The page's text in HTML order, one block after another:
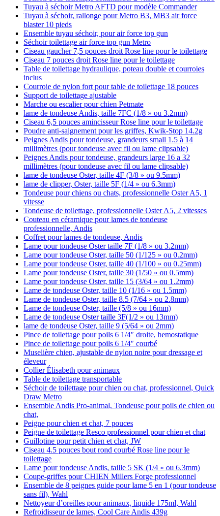
Tuyau à séchoir Metro AFTD pour modèle Commander
Tuyau à séchoir, rallonge pour Metro B3, MB3 air force
blaster 10 pieds
Ensemble tuyau séchoir, pour air force top gun
Séchoir toilettage air force top gun Metro
Ciseau gaucher 7,5 pouces droit Rose line pour le toilettage
Ciseau 7 pouces droit Rose line pour le toilettage
Table de toilettage hydraulique, poteau double et courroies
inclus
Courroie de nylon fort pour table de toilettage 18 pouces
Support de toilettage ajustable
Marche ou escalier pour chien Petmate
lame de tondeuse Andis, taille 7FC (1/8 » ou 3.2mm)
Ciseau 6,5 pouces amincisseur Rose line pour le toilettage
Poudre anti-saignement pour les griffes, Kwik-Stop 14.2g
Peignes Andis pour tondeuse, grandeurs small 1.5 à 14
millimètres (pour tondeuse avec fil ou lame clipsable)
Peignes Andis pour tondeuse, grandeurs large 16 a 32
millimètres (pour tondeuse avec fil ou lame clipsable)
lame de tondeuse Oster, taille 4F (3/8 » ou 9.5mm)
lame de clipper, Oster, taille 5F (1/4 » ou 6.3mm)
Tondeuse pour chiens ou chats, professionnelle Oster A5, 1
vitesse
Tondeuse de toilettage, professionnelle Oster A5, 2 vitesses
Couteau en céramique pour lames de tondeuse
professionnelle, Andis
Coffret pour lames de tondeuse, Andis
Lame pour tondeuse Oster taille 7F (1/8 » ou 3.2mm)
Lame pour tondeuse Oster, taille 50 (1/125 » ou 0.2mm)
Lame pour tondeuse Oster, taille 40 (1/100 » ou 0.25mm)
Lame pour tondeuse Oster, taille 30 (1/50 » ou 0.5mm)
Lame pour tondeuse Oster, taille 15 (3/64 » ou 1.2mm)
Lame de tondeuse Oster, taille 10 (1/16 » ou 1.5mm)
Lame de tondeuse Oster, taille 8.5 (7/64 » ou 2.8mm)
Lame de tondeuse Oster, taille (5/8 » ou 16mm)
Lame de tondeuse Oster taille 3F(1/2 » ou 13mm)
lame de tondeuse Oster, taille 9 (5/64 » ou 2mm)
Pince de toilettage pour poils 6 1/4″ droite, hemostatique
Pince de toilettage pour poils 6 1/4″ courbé
Muselière chien, ajustable de nylon noire pour dressage et
éleveur
Collier Élisabeth pour animaux
Table de toilettage transportable
Séchoir de toilettage pour chien ou chat, professionnel, Quick
Draw Metro
Ensemble Andis Pro-animal, Tondeuse pour poils de chien ou
chat,
Peigne pour chien et chat, 7 pouces
Peigne de toilettage Resco professionnel pour chien et chat
Guillotine pour petit chien et chat, JW
Ciseau 4.5 pouces bout rond courbé Rose line pour le
toilettage
Lame pour tondeuse Andis, taille 5 SK (1/4 » ou 6.3mm)
Coupe-griffes pour CHIEN Millers Forge professionnel
Ensemble de 8 peignes guide pour lame 5 en 1 (pour tondeuse
sans fil), Wahl
Nettoyeur d’oreilles pour animaux, liquide 175ml, Wahl
Refroidisseur de lames, Cool Care Andis 439g